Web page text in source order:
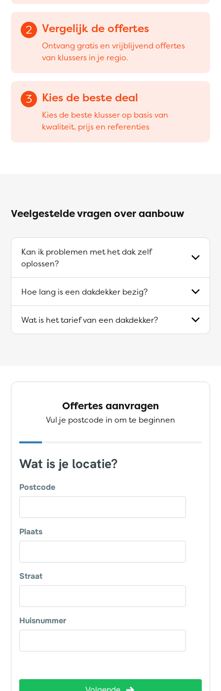
2 Vergelijk de offertes
Ontvang gratis en vrijblijvend offertes
van klussers in je regio.
3 Kies de beste deal
Kies de beste klusser op basis van
kwaliteit, prijs en referenties
Veelgestelde vragen over aanbouw
Kan ik problemen met het dak zelf
oplossen?
Hoe lang is een dakdekker bezig?
Wat is het tarief van een dakdekker?
Offertes aanvragen
Vul je postcode in om te beginnen